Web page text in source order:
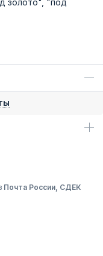
Почта России, СДЕК